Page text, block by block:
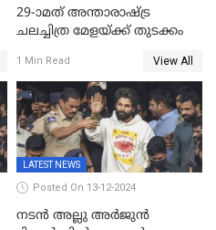
29-ാമത് അന്താരാഷ്‌ട്ര
ചലച്ചിത്ര മേളയ്‌ക്ക് തുടക്കം
1 Min Read View All
LATEST NEWS
Posted On 13-12-2024
നടൻ അല്ലു അർജുൻ